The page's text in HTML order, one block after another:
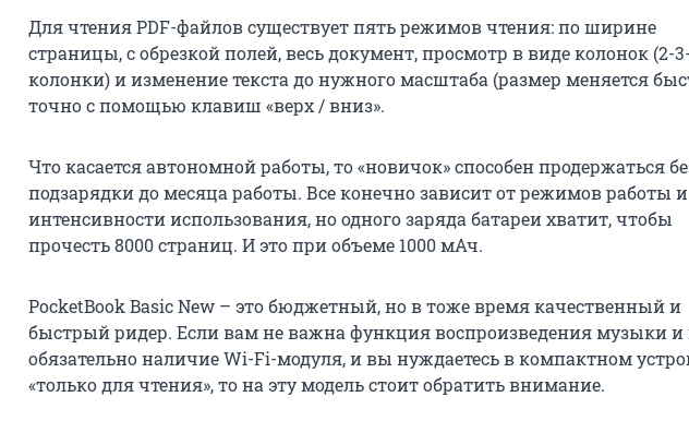
Для чтения PDF-файлов существует пять режимов чтения: по ширине
страницы, с обрезкой полей, весь документ, просмотр в виде колонок (2-
колонки) и изменение текста до нужного масштаба (размер меняется
точно с помощью клавиш «верх / вниз».
Что касается автономной работы, то «новичок» способен продержаться
подзарядки до месяца работы. Все конечно зависит от режимов работы и
интенсивности использования, но одного заряда батареи хватит, чтобы
прочесть 8000 страниц. И это при объеме 1000 мАч.
PocketBook Basic New – это бюджетный, но в тоже время качественный и
быстрый ридер. Если вам не важна функция воспроизведения музыки и
обязательно наличие Wi-Fi-модуля, и вы нуждаетесь в компактном
«только для чтения», то на эту модель стоит обратить внимание.